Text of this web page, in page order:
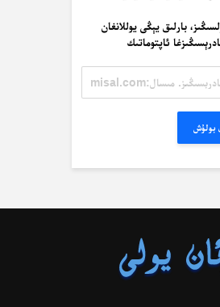
بارلىق يېڭى يوللانغان
ئاپتوماتىك
بولۇش